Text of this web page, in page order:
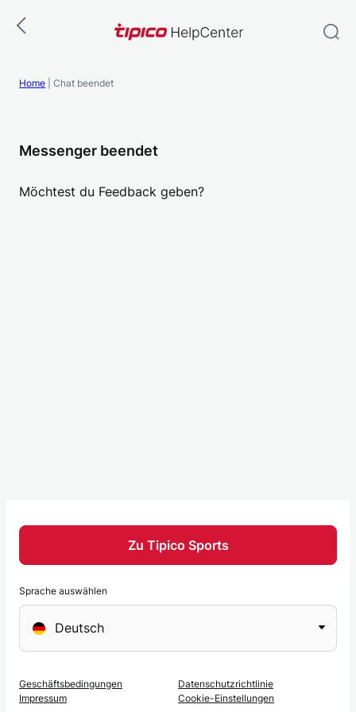
Zum
Inhalt
Home Chat beendet
Messenger beendet
Möchtest du Feedback geben?
Zu Tipico Sports
Sprache auswählen
Deutsch
Geschäftsbedingungen
Impressum
Datenschutzrichtlinie
Cookie-Einstellungen